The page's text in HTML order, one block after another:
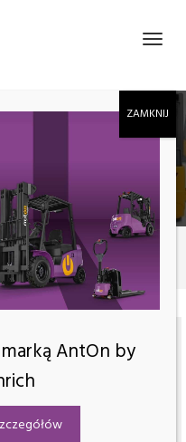
EP
podnośnikowy EP ESL122
AntOn by